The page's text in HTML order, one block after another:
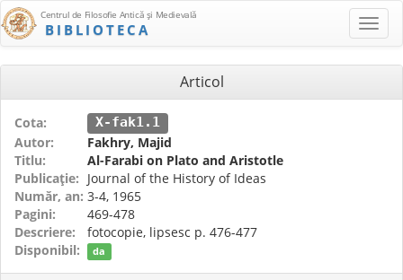
Centrul de Filosofie Antică şi Medievală
BIBLIOTECA
Articol
Cota: X-fak1.1
Autor:
Fakhry, Majid
Titlu:
Al-Farabi on Plato and Aristotle
Publicaţie: Journal of the History of Ideas
Număr, an: 3-4, 1965
Pagini:
469-478
Descriere:
fotocopie, lipsesc p. 476-477
Disponibil:
da